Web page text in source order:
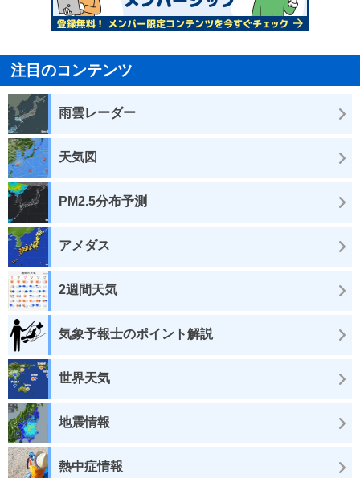
注目のコンテンツ
雨雲レーダー
天気図
PM2.5分布予測
アメダス
2週間天気
気象予報士のポイント解説
世界天気
地震情報
熱中症情報